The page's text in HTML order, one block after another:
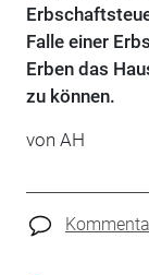
Falle einer
Erben das
zu können.
von AH